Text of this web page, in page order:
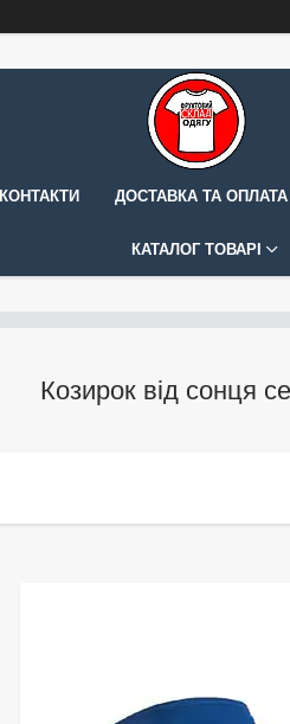
КОНТАКТИ ДОСТАВКА ТА ОПЛАТА
КАТАЛОГ ТОВАРІ
Козирок від сонця